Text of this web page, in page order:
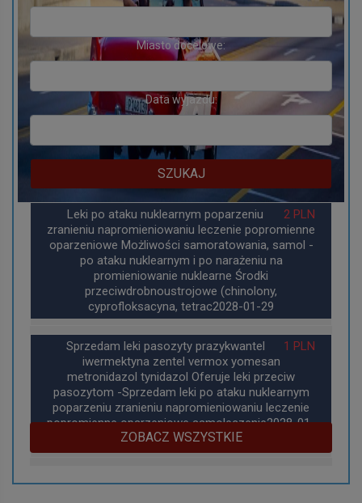
Miasto docelowe:
Data wyjazdu:
SZUKAJ
2 PLN
Leki po ataku nuklearnym poparzeniu
zranieniu napromieniowaniu leczenie popromienne
oparzeniowe Możliwości samoratowania, samol -
po ataku nuklearnym i po narażeniu na
promieniowanie nuklearne Środki
przeciwdrobnoustrojowe (chinolony,
cyprofloksacyna, tetrac2028-01-29
1 PLN
Sprzedam leki pasozyty prazykwantel
iwermektyna zentel vermox yomesan
metronidazol tynidazol Oferuje leki przeciw
pasozytom -Sprzedam leki po ataku nuklearnym
poparzeniu zranieniu napromieniowaniu leczenie
popromienne oparzeniowe samoleczenie2028-01-
29
ZOBACZ WSZYSTKIE